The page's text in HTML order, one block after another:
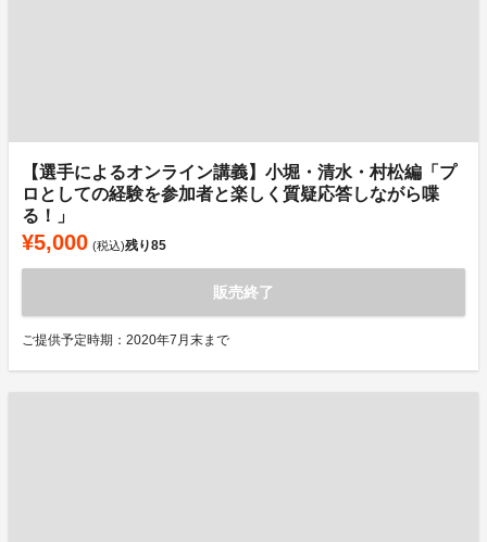
【選手によるオンライン講義】小堀・清水・村松編「プ
ロとしての経験を参加者と楽しく質疑応答しながら喋
る！」
¥5,000 (税込)残り85
販売終了
ご提供予定時期：2020年7月末まで